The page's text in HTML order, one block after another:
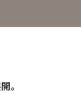
。